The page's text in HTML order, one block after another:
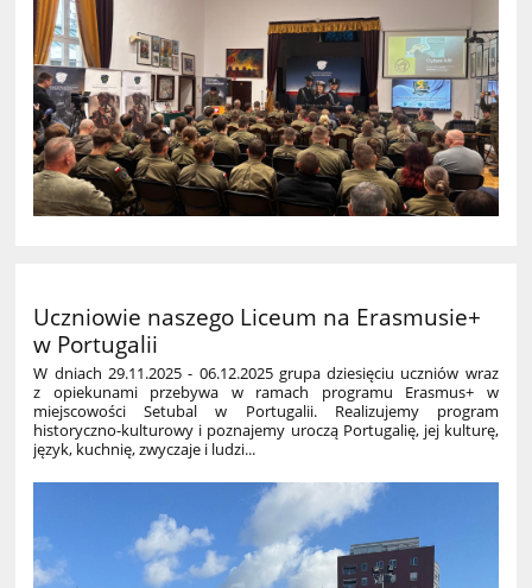
Uczniowie naszego Liceum na Erasmusie+
w Portugalii
W dniach 29.11.2025 - 06.12.2025 grupa dziesięciu uczniów wraz
z opiekunami przebywa w ramach programu Erasmus+ w
miejscowości Setubal w Portugalii. Realizujemy program
historyczno-kulturowy i poznajemy uroczą Portugalię, jej kulturę,
język, kuchnię, zwyczaje i ludzi...